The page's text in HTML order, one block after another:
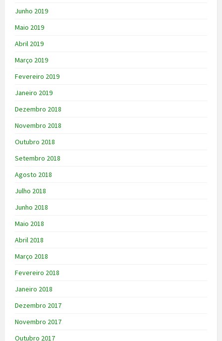
Junho 2019
Maio 2019
Abril 2019
Março 2019
Fevereiro 2019
Janeiro 2019
Dezembro 2018
Novembro 2018
Outubro 2018
Setembro 2018
Agosto 2018
Julho 2018
Junho 2018
Maio 2018
Abril 2018
Março 2018
Fevereiro 2018
Janeiro 2018
Dezembro 2017
Novembro 2017
Outubro 2017